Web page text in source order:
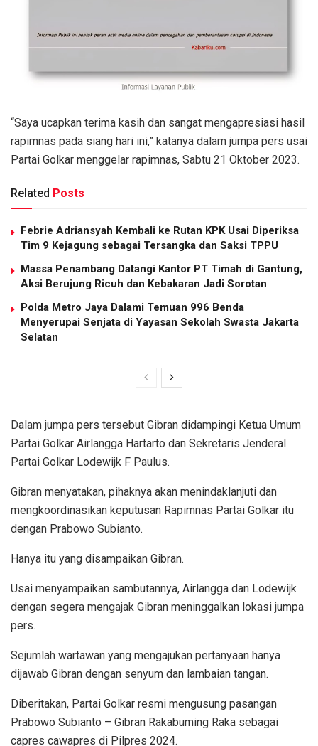
“Saya ucapkan terima kasih dan sangat mengapresiasi hasil
rapimnas pada siang hari ini,” katanya dalam jumpa pers usai
Partai Golkar menggelar rapimnas, Sabtu 21 Oktober 2023.
Related Posts
Febrie Adriansyah Kembali ke Rutan KPK Usai Diperiksa
Tim 9 Kejagung sebagai Tersangka dan Saksi TPPU
Massa Penambang Datangi Kantor PT Timah di Gantung,
Aksi Berujung Ricuh dan Kebakaran Jadi Sorotan
Polda Metro Jaya Dalami Temuan 996 Benda
Menyerupai Senjata di Yayasan Sekolah Swasta Jakarta
Selatan
Dalam jumpa pers tersebut Gibran didampingi Ketua Umum
Partai Golkar Airlangga Hartarto dan Sekretaris Jenderal
Partai Golkar Lodewijk F Paulus.
Gibran menyatakan, pihaknya akan menindaklanjuti dan
mengkoordinasikan keputusan Rapimnas Partai Golkar itu
dengan Prabowo Subianto.
Hanya itu yang disampaikan Gibran.
Usai menyampaikan sambutannya, Airlangga dan Lodewijk
dengan segera mengajak Gibran meninggalkan lokasi jumpa
pers.
Sejumlah wartawan yang mengajukan pertanyaan hanya
dijawab Gibran dengan senyum dan lambaian tangan.
Diberitakan, Partai Golkar resmi mengusung pasangan
Prabowo Subianto – Gibran Rakabuming Raka sebagai
capres cawapres di Pilpres 2024.